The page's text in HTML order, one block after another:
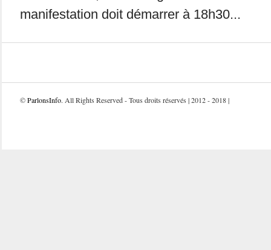
manifestation doit démarrer à 18h30...
©ParlonsInfo. All Rights Reserved - Tous droits réservés | 2012 - 2018 |